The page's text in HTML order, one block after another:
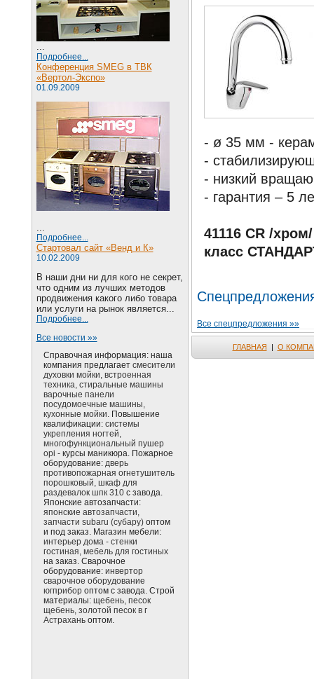
...
Подробнее...
Конференция SMEG в ТВК
«Вертол-Экспо»
01.09.2009
...
Подробнее...
Стартовал сайт «Венд и К»
10.02.2009
В наши дни ни для кого не секрет,
что одним из лучших методов
продвижения какого либо товара
или услуги на рынок является...
Подробнее...
Все новости »»
Справочная информация: наша
компания предлагает смесители
духовки мойки, встроенная
техника, стиральные машины
варочные панели
посудомоечные машины,
кухонные мойки.Повышение
квалификации: системы
укрепления ногтей,
многофункциональный пушер
opi - курсы маникюра. Пожарное
оборудование: дверь
противопожарная огнетушитель
порошковый, шкаф для
раздевалок шпк 310с завода.
Японские автозапчасти:
японские автозапчасти,
запчасти subaru (субару)оптом
и под заказ. Магазин мебели:
интерьер дома - стенки
гостиная, мебель для гостиных
на заказ. Сварочное
оборудование: инвертор
сварочное оборудование
югприбороптом с завода. Строй
материалы: щебень, песок
щебень, золотой песок в г
Астраханьоптом.
- ø 35 мм -
-
- низкий
- гарантия – 5
41116 CR /хром/
класс
Все спецпредложения »»
ГЛАВНАЯ | О